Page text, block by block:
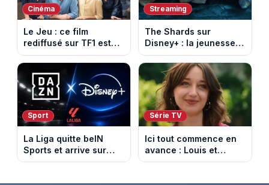
Cinéma
Le Jeu : ce film
rediffusé sur TF1 est
adapté d’un succès
italien devenu un
phénomène mondial
Streaming
The Shards sur
Disney+ : la jeunesse
dorée de Los Angeles
face à un tueur dans
les années 80
Sport
La Liga quitte beIN
Sports et arrive sur
DAZN et Disney+ en
Série TV
Ici tout commence en
avance : Louis et
Jasmine enfin en